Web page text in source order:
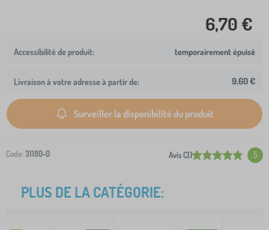
6,70 €
temporairement épuisé
Livraison à votre adresse à partir de: 9,60 €
Surveiller la disponibilité du produit
Code: 31180-0 Avis (3) 5
PLUS DE LA CATÉGORIE: